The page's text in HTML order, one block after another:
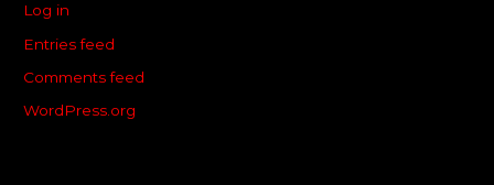
Log in
Entries feed
Comments feed
WordPress.org